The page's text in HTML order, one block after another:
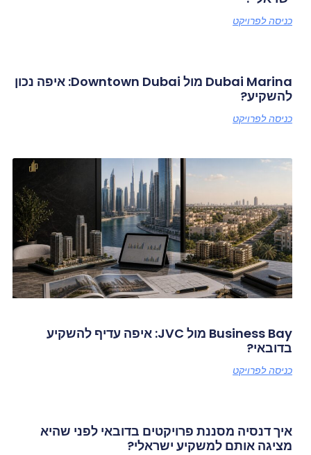
כניסה לפרויקט
Dubai Marina מול Downtown Dubai: איפה נכון
להשקיע?
כניסה לפרויקט
Business Bay מול JVC: איפה עדיף להשקיע
בדובאי?
כניסה לפרויקט
איך דנסיה מסננת פרויקטים בדובאי לפני שהיא
מציגה אותם למשקיע ישראלי?